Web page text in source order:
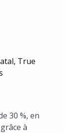
True
30 %, en
à